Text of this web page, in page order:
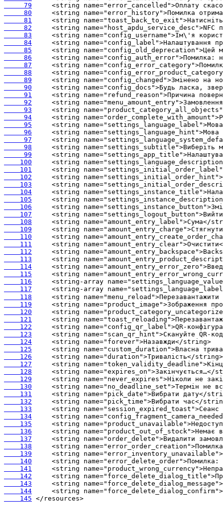
     79
     80
     81
     82
     83
     84
     85
     86
     87
     88
     89
     90
     91
     92
     93
     94
     95
     96
     97
     98
     99
    100
    101
    102
    103
    104
    105
    106
    107
    108
    109
    110
    111
    112
    113
    114
    115
    116
    117
    118
    119
    120
    121
    122
    123
    124
    125
    126
    127
    128
    129
    130
    131
    132
    133
    134
    135
    136
    137
    138
    139
    140
    141
    142
    143
    144
    145